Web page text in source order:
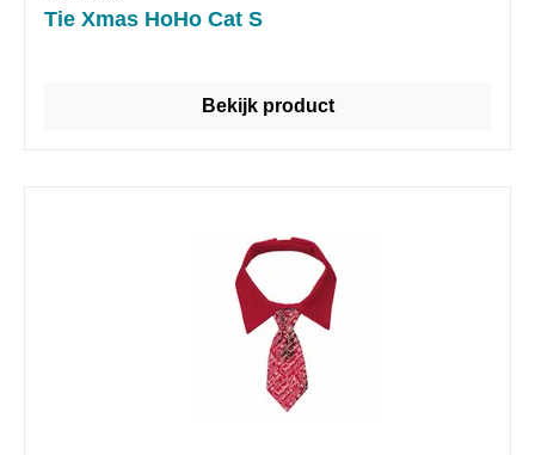
Tie Xmas HoHo Cat S
Bekijk product